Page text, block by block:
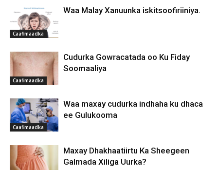
Caafimaadka
Waa Malay Xanuunka iskitsoofiriiniya.
Caafimaadka
Cudurka Gowracatada oo Ku Fiday
Soomaaliya
Caafimaadka
Waa maxay cudurka indhaha ku dhaca
ee Gulukooma
Maxay Dhakhaatiirtu Ka Sheegeen
Galmada Xiliga Uurka?